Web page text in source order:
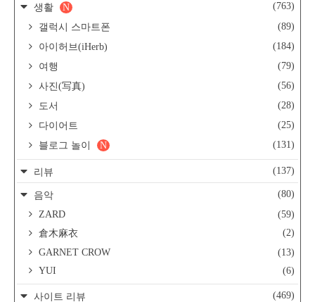
생활 (763)
N
갤럭시 스마트폰
(89)
아이허브(iHerb)
(184)
여행
(79)
사진(写真)
(56)
도서
(28)
다이어트
(25)
블로그 놀이
(131)
N
리뷰 (137)
음악
(80)
ZARD
(59)
倉木麻衣
(2)
GARNET CROW
(13)
YUI
(6)
사이트 리뷰 (469)